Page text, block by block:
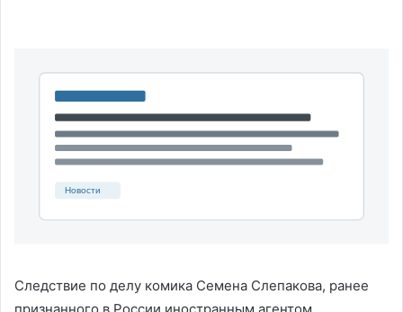
Следствие по делу комика Семена Слепакова, ранее